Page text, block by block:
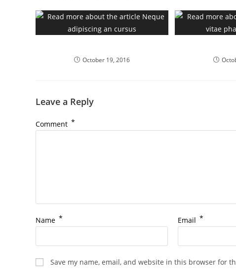
October 19, 2016
Leave a Reply
Comment *
Name * Email *
Save my name, email, and website in this browser for